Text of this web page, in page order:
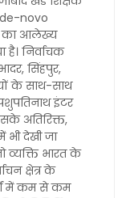
de-novo
का आलेख्य
है। निर्वाचक
सिंहपुर,
के साथ-साथ
इंटर
अतिरिक्त,
भी देखी जा
व्यक्ति भारत के
क्षेत्र के
में कम से कम